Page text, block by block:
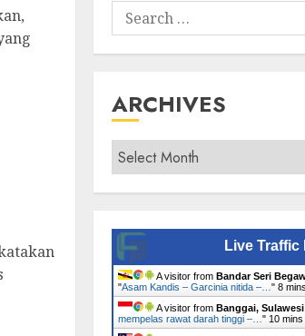
Search
for:
ARCHIVES
Archives
Live Traffic
A visitor from Bandar Seri
"Asam Kandis – Garcinia nitida –… " 8
A visitor from Banggai, Sulawesi
mempelas rawat darah tinggi –… " 10 mins